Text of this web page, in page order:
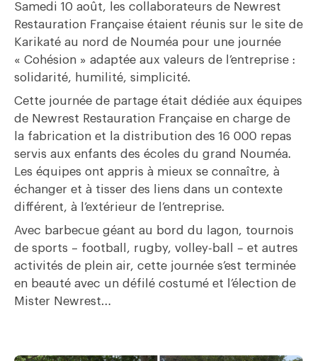
Samedi 10 août, les collaborateurs de Newrest
Restauration Française étaient réunis sur le site de
Karikaté au nord de Nouméa pour une journée
« Cohésion » adaptée aux valeurs de l’entreprise :
solidarité, humilité, simplicité.
Cette journée de partage était dédiée aux équipes
de Newrest Restauration Française en charge de
la fabrication et la distribution des 16 000 repas
servis aux enfants des écoles du grand Nouméa.
Les équipes ont appris à mieux se connaître, à
échanger et à tisser des liens dans un contexte
différent, à l’extérieur de l’entreprise.
Avec barbecue géant au bord du lagon, tournois
de sports – football, rugby, volley-ball – et autres
activités de plein air, cette journée s’est terminée
en beauté avec un défilé costumé et l’élection de
Mister Newrest…